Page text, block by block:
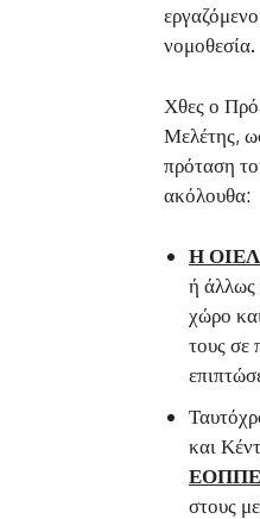
νομοθεσία.
Χθες ο
Μελέτης,
πρόταση
ακόλουθα:
Η ΟΙΕΛΕ
ή άλλως
χώρο
τους σε
και
ΕΟΠΠΕΠ
στους